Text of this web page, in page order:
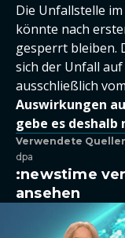
Die Unfallstelle
könnte nach
gesperrt bleiben.
sich der Unfall
ausschließlich
Auswirkungen
gebe es deshalb
Verwendete
dpa
:newstime
ansehen